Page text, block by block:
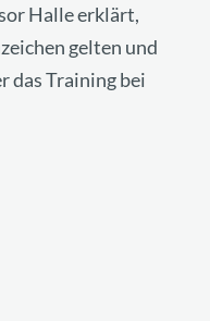
Halle erklärt,
gelten und
das Training bei